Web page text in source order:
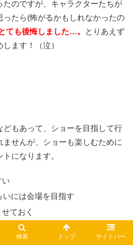
たのですが、キャラクターたちが
ったら(怖がるかもしれなかったの
ても後悔しました…。
とりあえず
ます！（泣）
どもあって、ショーを目指して行
ませんが、ショーも楽しむために
になります。
い
いには会場を目指す
ておく
検索 トップ サイドバー